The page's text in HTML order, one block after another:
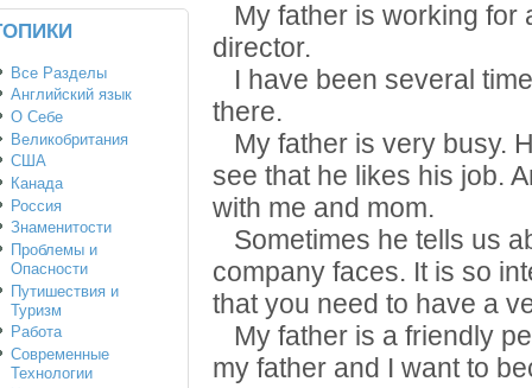
My father is working for
director.
I have been several
there.
My father is very busy.
see that he likes his job.
with me and mom.
Sometimes he tells us
company faces. It is so
that you need to have a
My father is a friendly
my father and I want to
Все Разделы
Английский язык
О Себе
Великобритания
США
Канада
Россия
Знаменитости
Проблемы и
Опасности
Путишествия и
Туризм
Работа
Современные
Технологии